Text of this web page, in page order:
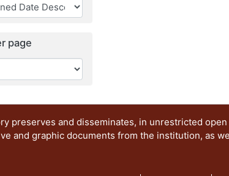
page
fuere
preserves and disseminates, in unrestricted
and graphic documents from the institution, as